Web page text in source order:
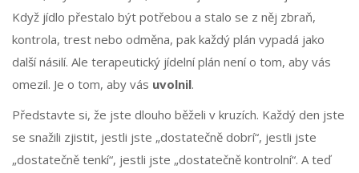
Když jídlo přestalo být potřebou a stalo se z něj zbraň,
kontrola, trest nebo odměna, pak každý plán vypadá jako
další násilí. Ale terapeutický jídelní plán není o tom, aby vás
omezil. Je o tom, aby vás uvolnil.
Představte si, že jste dlouho běželi v kruzích. Každý den jste
se snažili zjistit, jestli jste „dostatečně dobrí“, jestli jste
„dostatečně tenkí“, jestli jste „dostatečně kontrolní“. A teď